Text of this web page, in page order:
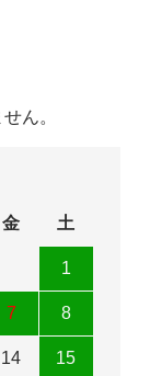
ん。
金 土
1
7 8
14 15